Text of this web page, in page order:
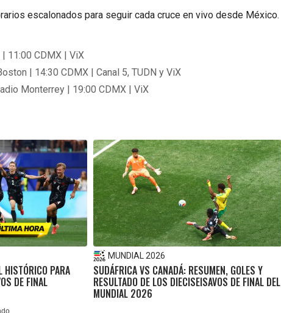
escalonados para seguir cada cruce en vivo desde México.
11:00 CDMX | ViX
| 14:30 CDMX | Canal 5, TUDN y ViX
Monterrey | 19:00 CDMX | ViX
HISTÓRICO PARA
DE FINAL
MUNDIAL 2026
SUDÁFRICA VS CANADÁ: RESUMEN, GOLES Y
RESULTADO DE LOS DIECISEISAVOS DE FINAL DEL
MUNDIAL 2026